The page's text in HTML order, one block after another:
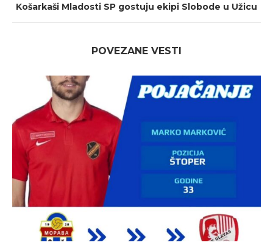
Košarkaši Mladosti SP gostuju ekipi Slobode u Užicu
POVEZANE VESTI